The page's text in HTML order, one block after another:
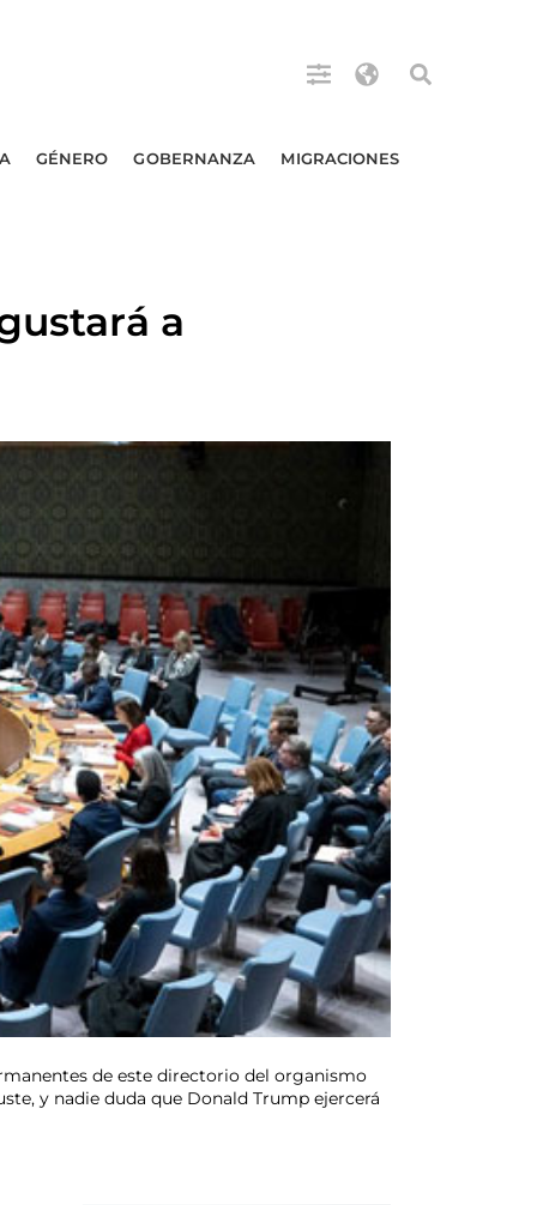
GÉNERO GOBERNANZA MIGRACIONES
a
de este directorio del organismo
y nadie duda que Donald Trump ejercerá